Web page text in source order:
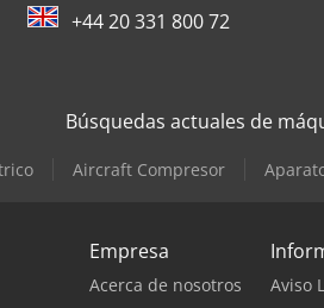
+44 20 331 800 72
Búsquedas actuales de
Aircraft Compresor
Empresa
Acerca de nosotros Aviso